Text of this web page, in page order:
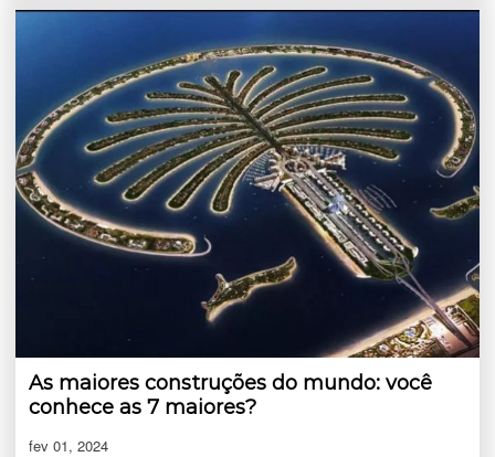
As maiores construções do mundo: você
conhece as 7 maiores?
fev 01, 2024